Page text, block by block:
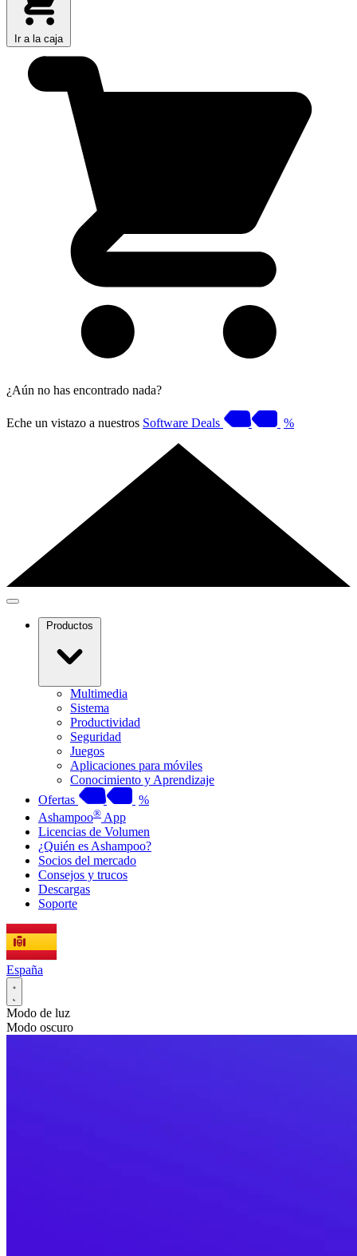
Ir a la caja
¿Aún no has encontrado nada?
Eche un vistazo a nuestros Software Deals %
Productos
Multimedia
Sistema
Productividad
Seguridad
Juegos
Aplicaciones para móviles
Conocimiento y Aprendizaje
Ofertas
%
Ashampoo® App
Licencias de Volumen
¿Quién es Ashampoo?
Socios del mercado
Consejos y trucos
Descargas
Soporte
España
Modo de luz
Modo oscuro